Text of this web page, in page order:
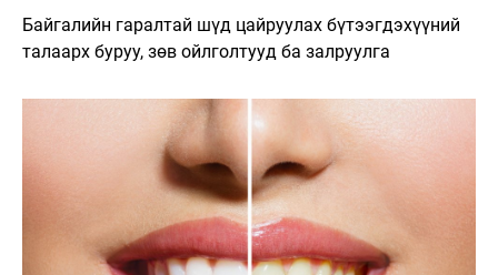
Байгалийн гаралтай шүд цайруулах бүтээгдэхүүний
талаарх буруу, зөв ойлголтууд ба залруулга